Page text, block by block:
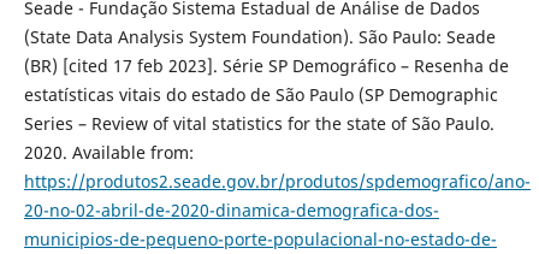
Seade - Fundação Sistema Estadual de Análise de Dados
(State Data Analysis System Foundation). São Paulo: Seade
(BR) [cited 17 feb 2023]. Série SP Demográfico – Resenha de
estatísticas vitais do estado de São Paulo (SP Demographic
Series – Review of vital statistics for the state of São Paulo.
2020. Available from:
https://produtos2.seade.gov.br/produtos/spdemografico/ano-
20-no-02-abril-de-2020-dinamica-demografica-dos-
municipios-de-pequeno-porte-populacional-no-estado-de-